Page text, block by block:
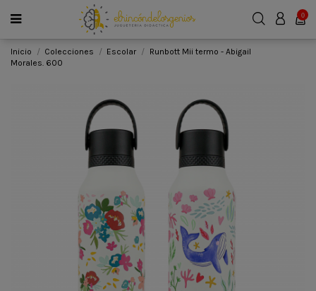
0
Inicio Colecciones Escolar
Runbott Mii termo - Abigail
Morales. 600